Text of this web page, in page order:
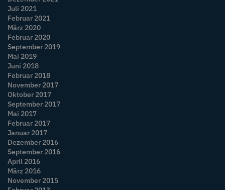
Juli 2021
Februar 2021
März 2020
Februar 2020
September 2019
Mai 2019
Juni 2018
Februar 2018
November 2017
Oktober 2017
September 2017
Mai 2017
Februar 2017
Januar 2017
Dezember 2016
September 2016
April 2016
März 2016
November 2015